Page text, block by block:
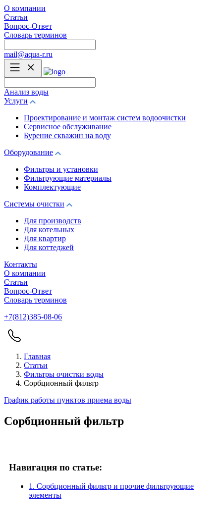
О компании
Статьи
Вопрос-Ответ
Словарь терминов
mail@aqua-r.ru
Анализ воды
Услуги
Проектирование и монтаж систем водоочистки
Сервисное обслуживание
Бурение скважин на воду
Оборудование
Фильтры и установки
Фильтрующие материалы
Комплектующие
Системы очистки
Для производств
Для котельных
Для квартир
Для коттеджей
Контакты
О компании
Статьи
Вопрос-Ответ
Словарь терминов
+7(812)385-08-06
Главная
Статьи
Фильтры очистки воды
Сорбционный фильтр
График работы пунктов приема воды
Сорбционный фильтр
Навигация по статье:
1. Сорбционный фильтр и прочие фильтрующие
элементы